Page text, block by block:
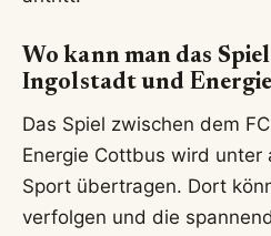
Wo kann man das
Ingolstadt und
Das Spiel zwischen dem
Energie Cottbus wird unter
Sport übertragen. Dort
verfolgen und die